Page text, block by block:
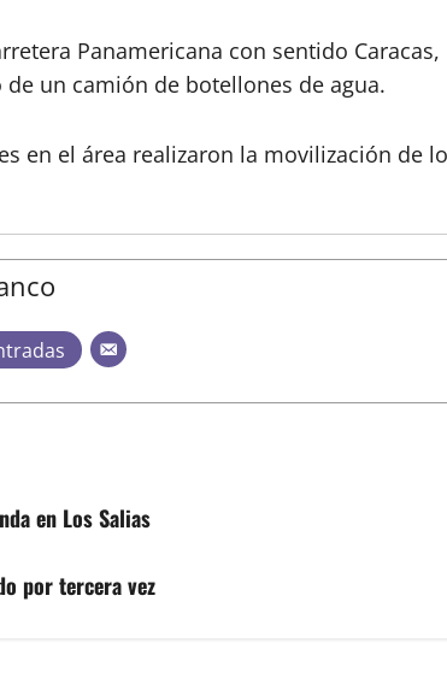
Panamericana con sentido
un camión de botellones de agua.
en el área realizaron la movilización de
en Los Salias
por tercera vez